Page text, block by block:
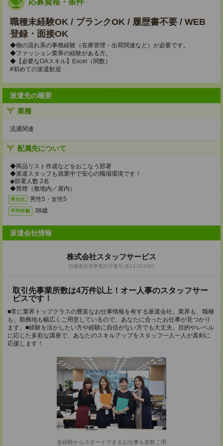
応募資格・条件
職種未経験OK / ブランクOK / 履歴書不要 / WEB
登録・面接OK
◆物の流れ系の事務経験（在庫管理・出荷関連など）が必要です。
◆ファッション業界の経験がある方。
◆【必要なOAスキル】Excel（関数）
#初めての派遣歓迎
派遣先の概要
業種
流通関連
配属先について
◆商品リスト作成などをおこなう部署
◆派遣スタッフも就業中で安心の職場環境です！
◆部署人数 2名
◆禁煙（敷地内／屋内）
男女比 男性5・女性5
平均年齢 38歳
派遣会社情報
株式会社スタッフサービス
労働者派遣事業許可番号:派13-011061
取引先事業所数は4万件以上！オー人事のスタッフサー
ビスです！
■常に業界トップクラスの豊富なお仕事情報を有する派遣会社。業界も、職種
も、勤務地も幅広くご用意しているので、あなたに合ったお仕事が見つかり
ます。■経験を活かしたい方や経験に自信がない方でも大丈夫。目的やレベル
に応じた多彩な講座で、あなたのスキルアップをスタッフ一人一人が真剣に
応援します！
未経験からスタートできるお仕事も多数ご用